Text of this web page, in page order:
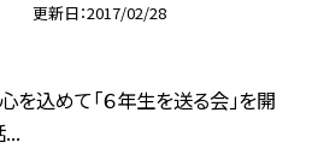
更新日 2017/02/28
を込めて「６年生を送る会」を開
...